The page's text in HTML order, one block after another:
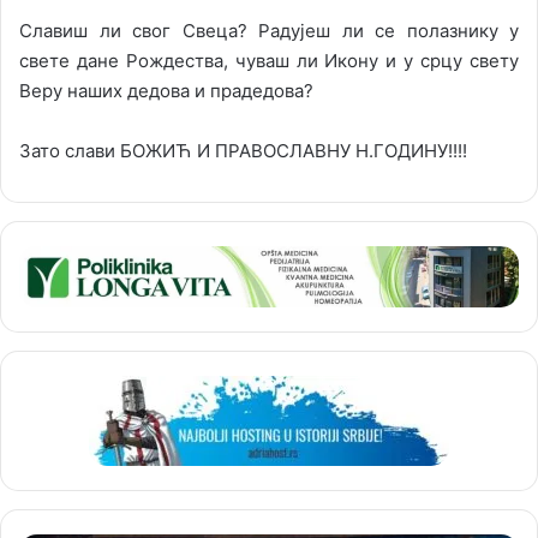
Славиш ли свог Свеца? Радујеш ли се полазнику у
свете дане Рождества, чуваш ли Икону и у срцу свету
Веру наших дедова и прадедова?
Зато слави БОЖИЋ И ПРАВОСЛАВНУ Н.ГОДИНУ!!!!